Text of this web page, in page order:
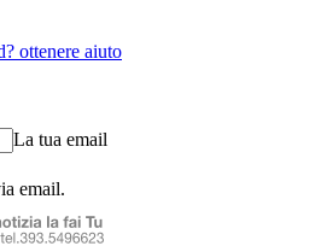
ottenere aiuto
La tua email
email.